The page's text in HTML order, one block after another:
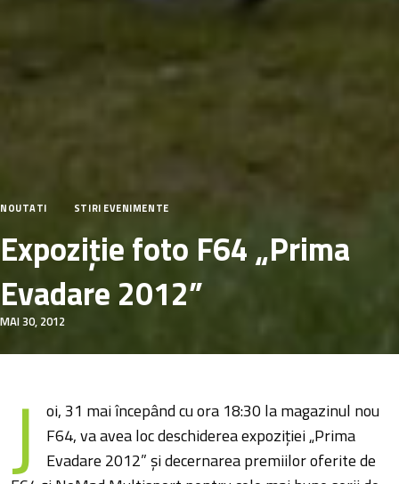
NOUTATI STIRI EVENIMENTE
Expoziție foto F64 „Prima
Evadare 2012”
MAI 30, 2012
J
oi, 31 mai începând cu ora 18:30 la magazinul nou
F64, va avea loc deschiderea expoziţiei „Prima
Evadare 2012” şi decernarea premiilor oferite de